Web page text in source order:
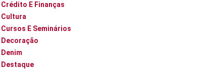
Crédito E Finanças
Cultura
Cursos E Seminários
Decoração
Denim
Destaque